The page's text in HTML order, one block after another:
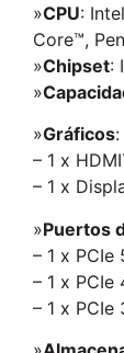
»CPU:
Core™,
»Chipset:
»
»Gráficos:
– 1 x
– 1 x
»Puertos
– 1 x
– 1 x
– 1 x PCIe